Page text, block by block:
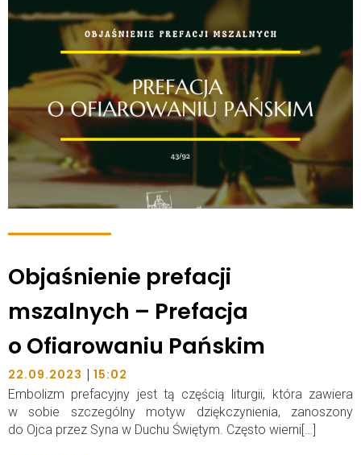
Objaśnienie prefacji
mszalnych – Prefacja
o Ofiarowaniu Pańskim
22.09.2023 | 15:02
Embolizm prefacyjny jest tą częścią liturgii, która zawiera
w sobie szczególny motyw dziękczynienia, zanoszony
do Ojca przez Syna w Duchu Świętym. Często wierni[…]